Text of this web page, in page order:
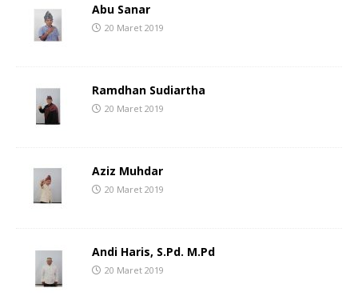
Abu Sanar
20 Maret 2019
Ramdhan Sudiartha
20 Maret 2019
Aziz Muhdar
20 Maret 2019
Andi Haris, S.Pd. M.Pd
20 Maret 2019